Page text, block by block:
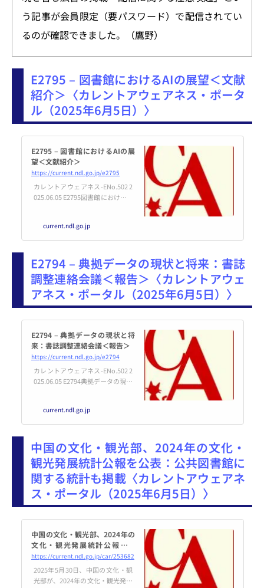
う記事が会員限定（要パスワード）で配信されてい
るのが確認できました。（鷹野）
E2795 – 図書館におけるAIの展望＜文献
紹介＞〈カレントアウェアネス・ポータ
ル（2025年6月5日）〉
E2795 – 図書館におけるAIの展
望＜文献紹介＞
https://current.ndl.go.jp/e2795
カレントアウェアネス-ENo.502 2
025.06.05 E2795図書館におけるAI
リサーチアナリティクスユニッ
ト・榎本翔（えのもとしょう）Ba
current.ndl.go.jp
E2794 – 典拠データの現状と将来：書誌
調整連絡会議＜報告＞〈カレントアウェ
アネス・ポータル（2025年6月5日）〉
E2794 – 典拠データの現状と将
来：書誌調整連絡会議＜報告＞
https://current.ndl.go.jp/e2794
カレントアウェアネス-ENo.502 2
025.06.05 E2794典拠データの現状
集・書誌調整課・小野塚由希子
（おのづかゆきこ）2025年3月18
は、...
current.ndl.go.jp
中国の文化・観光部、2024年の文化・
観光発展統計公報を公表：公共図書館に
関する統計も掲載〈カレントアウェアネ
ス・ポータル（2025年6月5日）〉
中国の文化・観光部、2024年の
文化・観光発展統計公報を公
表：公共図書館に関する統計も
掲載
https://current.ndl.go.jp/car/253682
2025年5月30日、中国の文化・観
光部が、2024年の文化・観光発展